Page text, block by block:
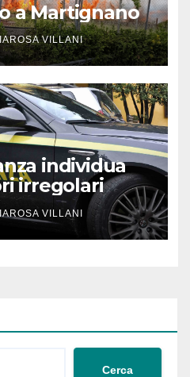
a Martignano
VILLANI
individua
irregolari
VILLANI
Cerca